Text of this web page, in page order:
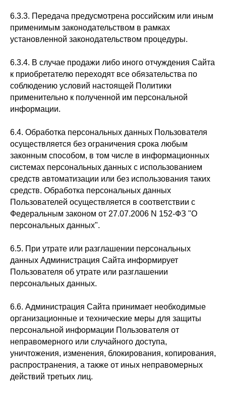
6.3.3. Передача предусмотрена российским или иным
применимым законодательством в рамках
установленной законодательством процедуры.
6.3.4. В случае продажи либо иного отчуждения Сайта
к приобретателю переходят все обязательства по
соблюдению условий настоящей Политики
применительно к полученной им персональной
информации.
6.4. Обработка персональных данных Пользователя
осуществляется без ограничения срока любым
законным способом, в том числе в информационных
системах персональных данных с использованием
средств автоматизации или без использования таких
средств. Обработка персональных данных
Пользователей осуществляется в соответствии с
Федеральным законом от 27.07.2006 N 152-ФЗ "О
персональных данных".
6.5. При утрате или разглашении персональных
данных Администрация Сайта информирует
Пользователя об утрате или разглашении
персональных данных.
6.6. Администрация Сайта принимает необходимые
организационные и технические меры для защиты
персональной информации Пользователя от
неправомерного или случайного доступа,
уничтожения, изменения, блокирования, копирования,
распространения, а также от иных неправомерных
действий третьих лиц.